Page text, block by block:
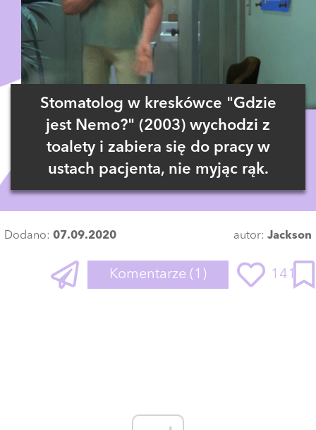
Stomatolog w kreskówce "Gdzie
jest Nemo?" (2003) wychodzi z
toalety i zabiera się do pracy w
ustach pacjenta, nie myjąc rąk.
Dodano: 07.09.2020 autor: Jackson
Komentarze (1) 141